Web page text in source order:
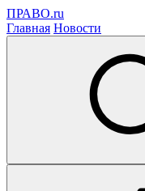
ПРАВО.ru
Главная Новости